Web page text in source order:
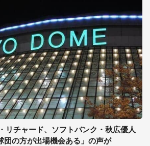
リチャード、ソフトバンク・秋広優人
団の方が出場機会ある」の声が